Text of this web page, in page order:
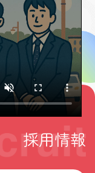
採用情報